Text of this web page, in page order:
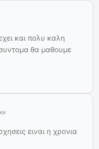
και πολυ καλη
θα μαθουμε
ειναι η χρονια